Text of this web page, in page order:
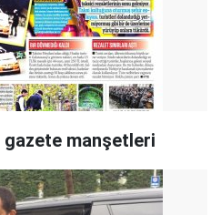
gazete manşetleri